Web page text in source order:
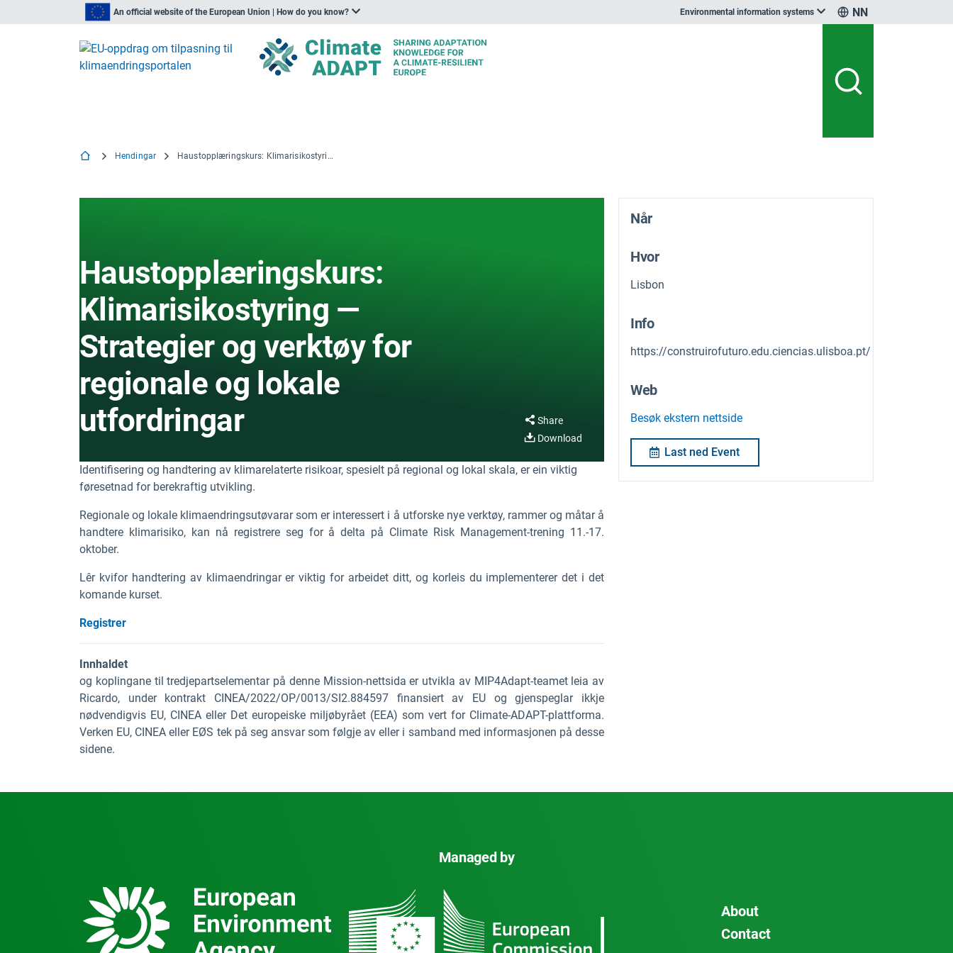
An official website of the European Union | How do you know? Environmental information systems NN
Hendingar Haustopplæringskurs: Klimarisikostyring — Strategier og verktøy for regionale og lokale utfordringar
Haustopplæringskurs:
Klimarisikostyring —
Strategier og verktøy for
regionale og lokale
utfordringar
Share
Download
Identifisering og handtering av klimarelaterte risikoar, spesielt på regional og lokal skala, er ein viktig
føresetnad for berekraftig utvikling.
Regionale og lokale klimaendringsutøvarar som er interessert i å utforske nye verktøy, rammer og måtar å
handtere klimarisiko, kan nå registrere seg for å delta på Climate Risk Management-trening 11.-17.
oktober.
Lêr kvifor handtering av klimaendringar er viktig for arbeidet ditt, og korleis du implementerer det i det
komande kurset.
Registrer
Innhaldet
og koplingane til tredjepartselementar på denne Mission-nettsida er utvikla av MIP4Adapt-teamet leia av
Ricardo, under kontrakt CINEA/2022/OP/0013/SI2.884597 finansiert av EU og gjenspeglar ikkje
nødvendigvis EU, CINEA eller Det europeiske miljøbyrået (EEA) som vert for Climate-ADAPT-plattforma.
Verken EU, CINEA eller EØS tek på seg ansvar som følgje av eller i samband med informasjonen på desse
sidene.
Når
Hvor
Lisbon
Info
https://construirofuturo.edu.ciencias.ulisboa.pt/
Web
Besøk ekstern nettside
Last ned Event
Managed by
About
Contact